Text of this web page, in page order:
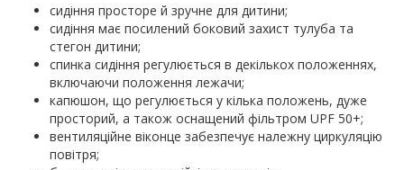
сидіння просторе й зручне для дитини;
сидіння має посилений боковий захист тулуба та
стегон дитини;
спинка сидіння регулюється в декількох положеннях,
включаючи положення лежачи;
капюшон, що регулюється у кілька положень, дуже
просторий, а також оснащений фільтром UPF 50+;
вентиляційне віконце забезпечує належну циркуляцію
повітря;